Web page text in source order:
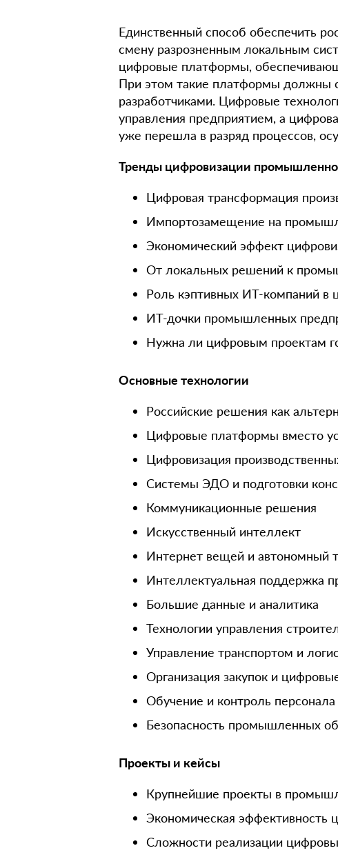
Единственный способ обеспечить
смену разрозненным локальным
цифровые платформы,
При этом такие платформы должны
разработчиками. Цифровые
управления предприятием, а
уже перешла в разряд процессов,
Тренды цифровизации
Цифровая трансформация
Импортозамещение на
Экономический эффект
От локальных решений к
Роль кэптивных ИТ-компаний в
ИТ-дочки промышленных
Нужна ли цифровым проектам
Основные технологии
Российские решения как
Цифровые платформы вместо
Цифровизация
Системы ЭДО и подготовки
Коммуникационные решения
Искусственный интеллект
Интернет вещей и автономный
Интеллектуальная поддержка
Большие данные и аналитика
Технологии управления
Управление транспортом и
Организация закупок и
Обучение и контроль персонала
Безопасность промышленных
Проекты и кейсы
Крупнейшие проекты в
Экономическая эффективность
Сложности реализации